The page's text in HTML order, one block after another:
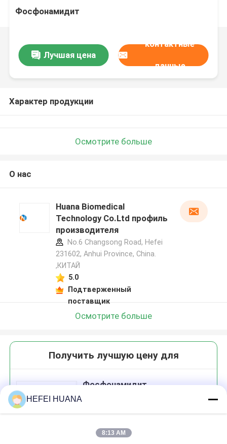
Фосфонамидит
Лучшая цена
контактные
данные
Характер продукции
Осмотрите больше
О нас
Huana Biomedical
Technology Co.Ltd профиль
производителя
No.6 Changsong Road, Hefei
231602, Anhui Province, China.
,КИТАЙ
5.0
Подтверженный
поставщик
Осмотрите больше
Получить лучшую цену для
Фосфонамидит
HEFEI HUANA
8:13 AM